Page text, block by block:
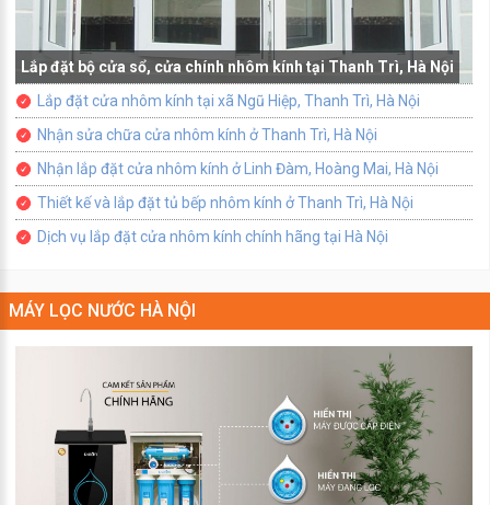
Lắp đặt bộ cửa sổ, cửa chính nhôm kính tại Thanh Trì, Hà Nội
Lắp đặt cửa nhôm kính tại xã Ngũ Hiệp, Thanh Trì, Hà Nội
Nhận sửa chữa cửa nhôm kính ở Thanh Trì, Hà Nội
Nhận lắp đặt cửa nhôm kính ở Linh Đàm, Hoàng Mai, Hà Nội
Thiết kế và lắp đặt tủ bếp nhôm kính ở Thanh Trì, Hà Nội
Dịch vụ lắp đặt cửa nhôm kính chính hãng tại Hà Nội
MÁY LỌC NƯỚC HÀ NỘI